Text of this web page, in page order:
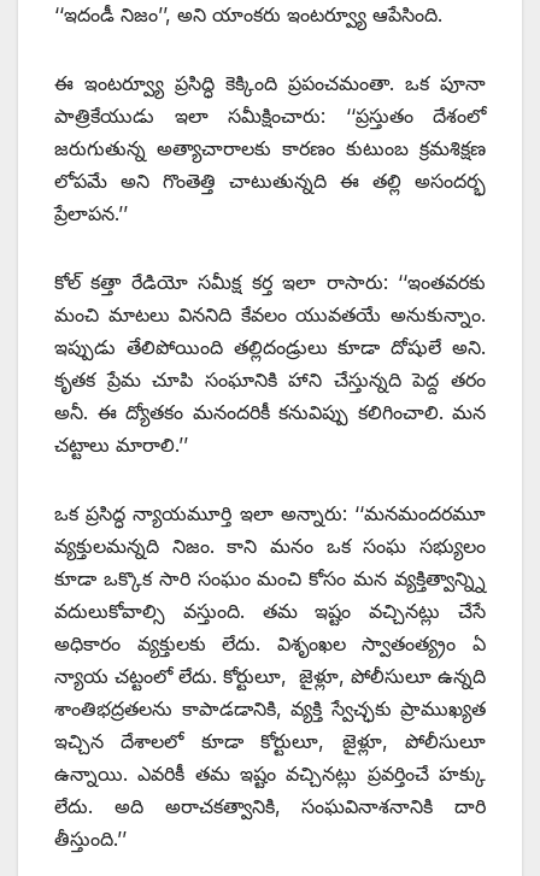
‘‘ఇదండీ నిజం’’, అని యాంకరు ఇంటర్వ్యూ ఆపేసింది.
ఈ ఇంటర్వ్యూ ప్రసిద్ధి కెక్కింది ప్రపంచమంతా. ఒక పూనా
పాత్రికేయుడు ఇలా సమీక్షించారు: ‘‘ప్రస్తుతం దేశంలో
జరుగుతున్న అత్యాచారాలకు కారణం కుటుంబ క్రమశిక్షణ
లోపమే అని గొంతెత్తి చాటుతున్నది ఈ తల్లి అసందర్భ
ప్రేలాపన.’’
కోల్‌ కత్తా రేడియో సమీక్ష కర్త ఇలా రాసారు: ‘‘ఇంతవరకు
మంచి మాటలు విననిది కేవలం యువతయే అనుకున్నాం.
ఇప్పుడు తేలిపోయింది తల్లిదండ్రులు కూడా దోషులే అని.
కృతక ప్రేమ చూపి సంఘానికి హాని చేస్తున్నది పెద్ద తరం
అనీ. ఈ ద్యోతకం మనందరికీ కనువిప్పు కలిగించాలి. మన
చట్టాలు మారాలి.’’
ఒక ప్రసిద్ధ న్యాయమూర్తి ఇలా అన్నారు: ‘‘మనమందరమూ
వ్యక్తులమన్నది నిజం. కాని మనం ఒక సంఘ సభ్యులం
కూడా ఒక్కొక సారి సంఘం మంచి కోసం మన వ్యక్తిత్వాన్న్ని
వదులుకోవాల్సి వస్తుంది. తమ ఇష్టం వచ్చినట్లు చేసే
అధికారం వ్యక్తులకు లేదు. విశృంఖల స్వాతంత్య్రం ఏ
న్యాయ చట్టంలో లేదు. కోర్టులూ, జైళ్లూ, పోలీసులూ ఉన్నది
శాంతిభద్రతలను కాపాడడానికి, వ్యక్తి స్వేచ్ఛకు ప్రాముఖ్యత
ఇచ్చిన దేశాలలో కూడా కోర్టులూ, జైళ్లూ, పోలీసులూ
ఉన్నాయి. ఎవరికీ తమ ఇష్టం వచ్చినట్లు ప్రవర్తించే హక్కు
లేదు. అది అరాచకత్వానికి, సంఘవినాశనానికి దారి
తీస్తుంది.’’